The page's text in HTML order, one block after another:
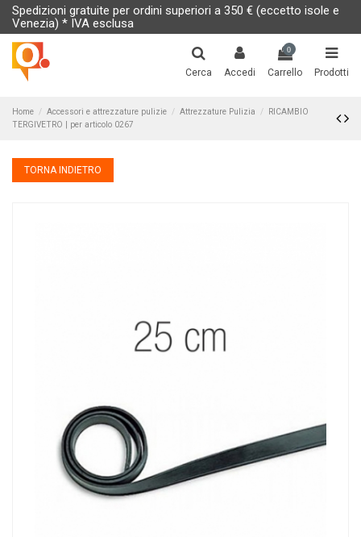
Spedizioni gratuite per ordini superiori a 350 € (eccetto isole e
Venezia) * IVA esclusa
Cerca Accedi
0
Carrello Prodotti
Home Accessori e attrezzature pulizie Attrezzature Pulizia
RICAMBIO
TERGIVETRO | per articolo 0267
TORNA INDIETRO